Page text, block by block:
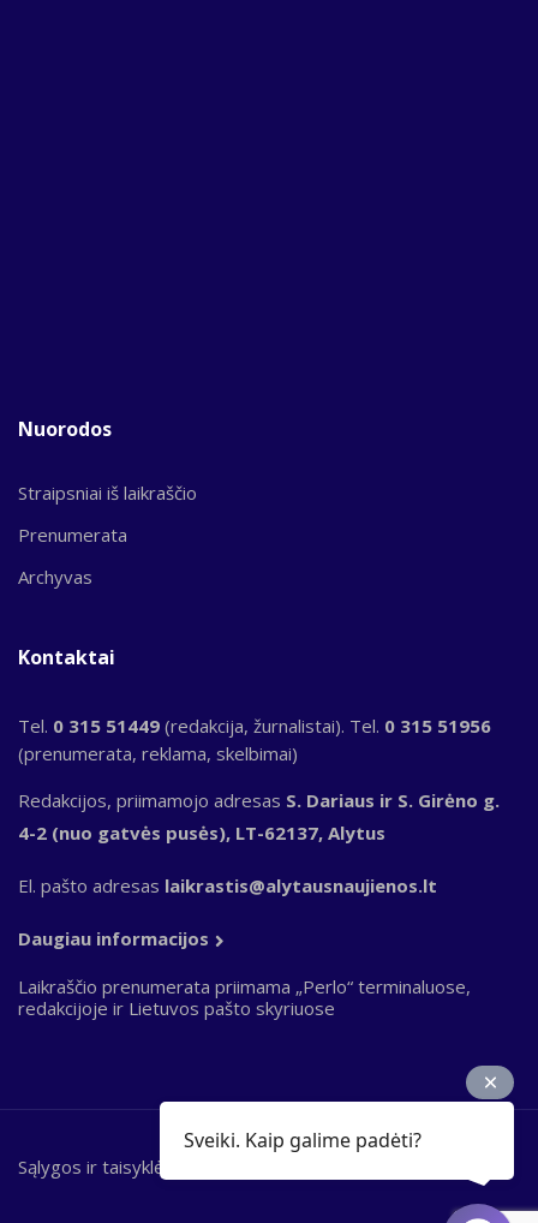
Nuorodos
Straipsniai iš laikraščio
Prenumerata
Archyvas
Kontaktai
Tel. 0 315 51449 (redakcija, žurnalistai). Tel. 0 315 51956
(prenumerata, reklama, skelbimai)
Redakcijos, priimamojo adresas S. Dariaus ir S. Girėno g.
4-2 (nuo gatvės pusės), LT-62137, Alytus
El. pašto adresas laikrastis@alytausnaujienos.lt
Daugiau informacijos
Laikraščio prenumerata priimama „Perlo“ terminaluose,
redakcijoje ir Lietuvos pašto skyriuose
Bottom
Sąlygos ir taisyklės
Sveiki. Kaip galime padėti?